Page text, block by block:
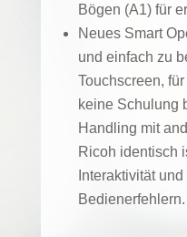
Bögen (A1) für
Neues Smart
und einfach zu
Touchscreen,
keine Schulung
Handling mit
Ricoh identisch
Interaktivität
Bedienerfehlern.